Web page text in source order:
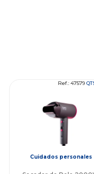
Ref.: 47579
Cuidados personales